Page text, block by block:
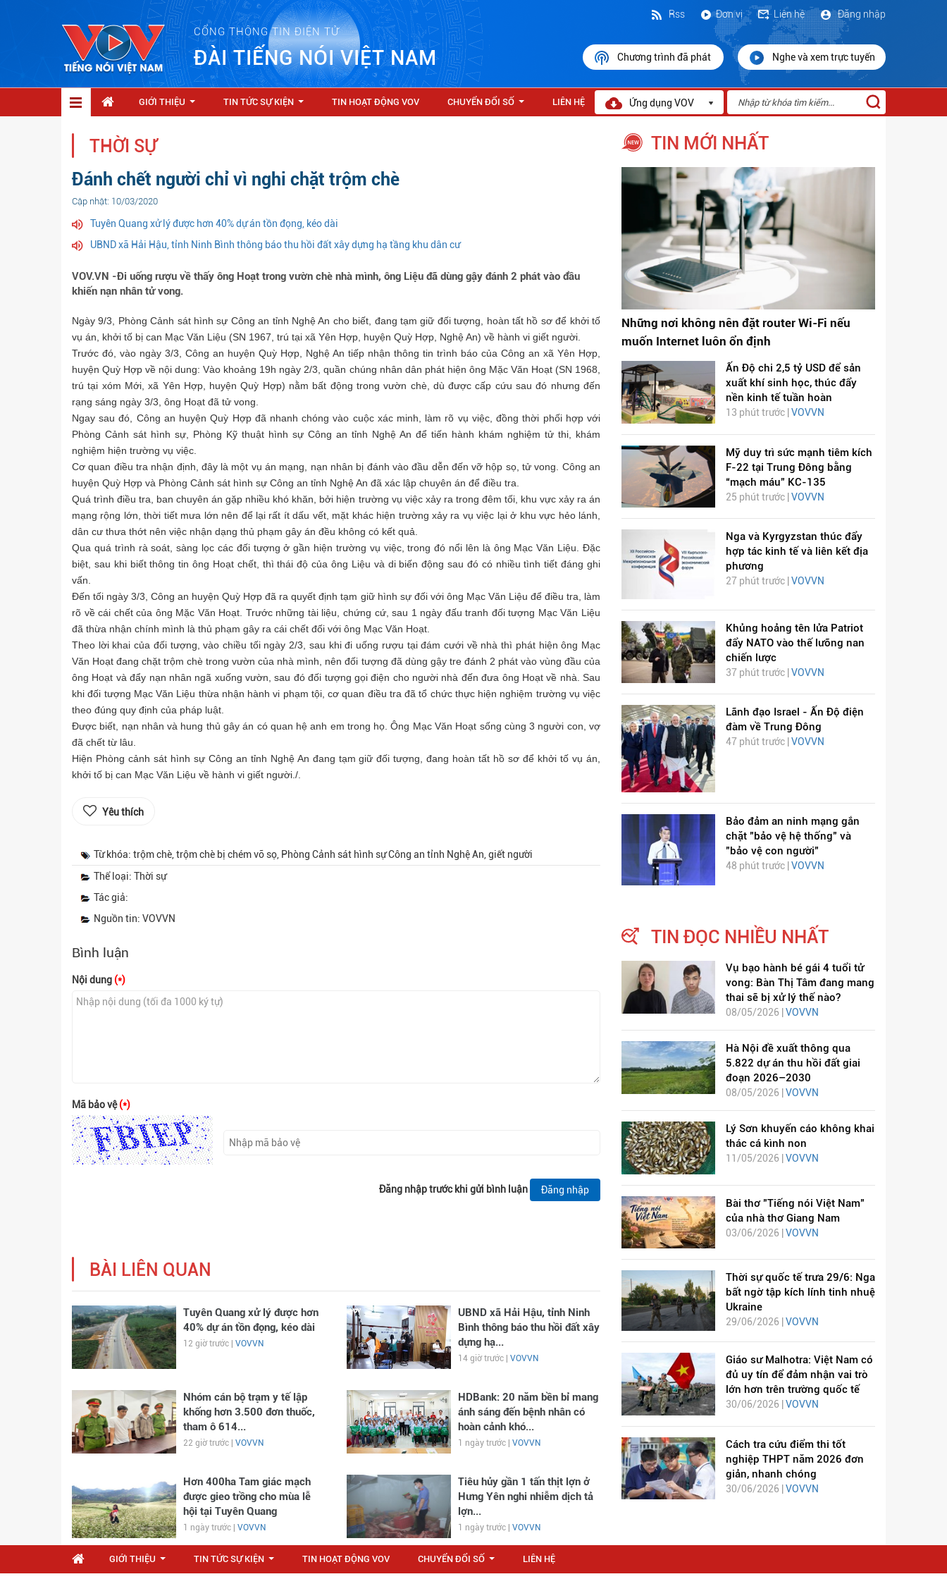
CỔNG THÔNG TIN ĐIỆN TỬ
ĐÀI TIẾNG NÓI VIỆT NAM
Đăng nhập
Liên hệ
Đơn vị
Rss
Chương trình đã phát Nghe và xem trực tuyến
GIỚI THIỆU TIN TỨC SỰ KIỆN TIN HOẠT ĐỘNG VOV CHUYỂN ĐỔI SỐ LIÊN HỆ Ứng dụng VOV
THỜI SỰ
Đánh chết người chỉ vì nghi chặt trộm chè
Cập nhật: 10/03/2020
Tuyên Quang xử lý được hơn 40% dự án tồn đọng, kéo dài
UBND xã Hải Hậu, tỉnh Ninh Bình thông báo thu hồi đất xây dựng hạ tầng khu dân cư
VOV.VN -Đi uống rượu về thấy ông Hoạt trong vườn chè nhà mình, ông Liệu đã dùng gậy đánh 2 phát vào đầu
khiến nạn nhân tử vong.
Ngày 9/3, Phòng Cảnh sát hình sự Công an tỉnh Nghệ An cho biết, đang tạm giữ đối tượng, hoàn tất hồ sơ để khởi tố
vụ án, khởi tố bị can Mạc Văn Liệu (SN 1967, trú tại xã Yên Hợp, huyện Quỳ Hợp, Nghệ An) về hành vi giết người.
Trước đó, vào ngày 3/3, Công an huyện Quỳ Hợp, Nghệ An tiếp nhận thông tin trình báo của Công an xã Yên Hợp,
huyện Quỳ Hợp về nội dung: Vào khoảng 19h ngày 2/3, quần chúng nhân dân phát hiện ông Mặc Văn Hoạt (SN 1968,
trú tại xóm Mới, xã Yên Hợp, huyện Quỳ Hợp) nằm bất động trong vườn chè, dù được cấp cứu sau đó nhưng đến
rạng sáng ngày 3/3, ông Hoạt đã tử vong.
Ngay sau đó, Công an huyện Quỳ Hợp đã nhanh chóng vào cuộc xác minh, làm rõ vụ việc, đồng thời phối hợp với
Phòng Cảnh sát hình sự, Phòng Kỹ thuật hình sự Công an tỉnh Nghệ An để tiến hành khám nghiệm tử thi, khám
nghiệm hiện trường vụ việc.
Cơ quan điều tra nhận định, đây là một vụ án mạng, nạn nhân bị đánh vào đầu dễn đến vỡ hộp sọ, tử vong. Công an
huyện Quỳ Hợp và Phòng Cảnh sát hình sự Công an tỉnh Nghệ An đã xác lập chuyên án để điều tra.
Quá trình điều tra, ban chuyên án gặp nhiều khó khăn, bởi hiện trường vụ việc xảy ra trong đêm tối, khu vực xảy ra án
mạng rộng lớn, thời tiết mưa lớn nên để lại rất ít dấu vết, mặt khác hiện trường xảy ra vụ việc lại ở khu vực hẻo lánh,
dân cư thưa thớt nên việc nhận dạng thủ phạm gây án đều không có kết quả.
Qua quá trình rà soát, sàng lọc các đối tượng ở gần hiện trường vụ việc, trong đó nổi lên là ông Mạc Văn Liệu. Đặc
biệt, sau khi biết thông tin ông Hoạt chết, thì thái độ của ông Liệu và di biến động sau đó có nhiều tình tiết đáng ghi
vấn.
Đến tối ngày 3/3, Công an huyện Quỳ Hợp đã ra quyết định tạm giữ hình sự đối với ông Mạc Văn Liệu để điều tra, làm
rõ về cái chết của ông Mặc Văn Hoạt. Trước những tài liệu, chứng cứ, sau 1 ngày đấu tranh đối tượng Mạc Văn Liệu
đã thừa nhận chính mình là thủ phạm gây ra cái chết đối với ông Mạc Văn Hoạt.
Theo lời khai của đối tượng, vào chiều tối ngày 2/3, sau khi đi uống rượu tại đám cưới về nhà thì phát hiện ông Mạc
Văn Hoạt đang chặt trộm chè trong vườn của nhà mình, nên đối tượng đã dùng gậy tre đánh 2 phát vào vùng đầu của
ông Hoạt và đẩy nạn nhân ngã xuống vườn, sau đó đối tượng gọi điện cho người nhà đến đưa ông Hoạt về nhà. Sau
khi đối tượng Mạc Văn Liệu thừa nhận hành vi phạm tội, cơ quan điều tra đã tổ chức thực hiện nghiệm trường vụ việc
theo đúng quy định của pháp luật.
Được biết, nạn nhân và hung thủ gây án có quan hệ anh em trong họ. Ông Mạc Văn Hoạt sống cùng 3 người con, vợ
đã chết từ lâu.
Hiện Phòng cảnh sát hình sự Công an tỉnh Nghệ An đang tạm giữ đối tượng, đang hoàn tất hồ sơ để khởi tố vụ án,
khởi tố bị can Mạc Văn Liệu về hành vi giết người./.
Yêu thích
Từ khóa: trộm chè, trộm chè bị chém vỡ sọ, Phòng Cảnh sát hình sự Công an tỉnh Nghệ An, giết người
Thể loại: Thời sự
Tác giả:
Nguồn tin: VOVVN
Bình luận
Nội dung (*)
Mã bảo vệ(*)
Đăng nhập trước khi gửi bình luận Đăng nhập
BÀI LIÊN QUAN
Tuyên Quang xử lý được hơn
40% dự án tồn đọng, kéo dài
12 giờ trước | VOVVN
UBND xã Hải Hậu, tỉnh Ninh
Bình thông báo thu hồi đất xây
dựng hạ...
14 giờ trước | VOVVN
Nhóm cán bộ trạm y tế lập
khống hơn 3.500 đơn thuốc,
tham ô 614...
22 giờ trước | VOVVN
HDBank: 20 năm bền bỉ mang
ánh sáng đến bệnh nhân có
hoàn cảnh khó...
1 ngày trước | VOVVN
Hơn 400ha Tam giác mạch
được gieo trồng cho mùa lễ
hội tại Tuyên Quang
1 ngày trước | VOVVN
Tiêu hủy gần 1 tấn thịt lợn ở
Hưng Yên nghi nhiễm dịch tả
lợn...
1 ngày trước | VOVVN
TIN MỚI NHẤT
Những nơi không nên đặt router Wi-Fi nếu
muốn Internet luôn ổn định
Ấn Độ chi 2,5 tỷ USD để sản
xuất khí sinh học, thúc đẩy
nền kinh tế tuần hoàn
13 phút trước | VOVVN
Mỹ duy trì sức mạnh tiêm kích
F-22 tại Trung Đông bằng
“mạch máu” KC-135
25 phút trước | VOVVN
Nga và Kyrgyzstan thúc đẩy
hợp tác kinh tế và liên kết địa
phương
27 phút trước | VOVVN
Khủng hoảng tên lửa Patriot
đẩy NATO vào thế lưỡng nan
chiến lược
37 phút trước | VOVVN
Lãnh đạo Israel - Ấn Độ điện
đàm về Trung Đông
47 phút trước | VOVVN
Bảo đảm an ninh mạng gắn
chặt "bảo vệ hệ thống" và
"bảo vệ con người"
48 phút trước | VOVVN
TIN ĐỌC NHIỀU NHẤT
Vụ bạo hành bé gái 4 tuổi tử
vong: Bàn Thị Tâm đang mang
thai sẽ bị xử lý thế nào?
08/05/2026 | VOVVN
Hà Nội đề xuất thông qua
5.822 dự án thu hồi đất giai
đoạn 2026–2030
08/05/2026 | VOVVN
Lý Sơn khuyến cáo không khai
thác cá kình non
11/05/2026 | VOVVN
Bài thơ "Tiếng nói Việt Nam"
của nhà thơ Giang Nam
03/06/2026 | VOVVN
Thời sự quốc tế trưa 29/6: Nga
bất ngờ tập kích lính tinh nhuệ
Ukraine
29/06/2026 | VOVVN
Giáo sư Malhotra: Việt Nam có
đủ uy tín để đảm nhận vai trò
lớn hơn trên trường quốc tế
30/06/2026 | VOVVN
Cách tra cứu điểm thi tốt
nghiệp THPT năm 2026 đơn
giản, nhanh chóng
30/06/2026 | VOVVN
GIỚI THIỆU TIN TỨC SỰ KIỆN TIN HOẠT ĐỘNG VOV CHUYỂN ĐỔI SỐ LIÊN HỆ